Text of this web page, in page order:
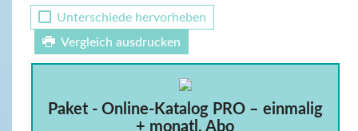
Unterschiede hervorheben
Vergleich ausdrucken
Paket - Online-Katalog PRO – einmalig
+ monatl. Abo